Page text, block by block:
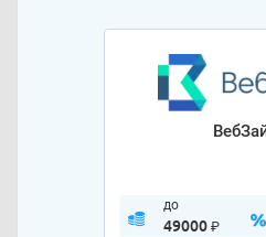
до
49000₽